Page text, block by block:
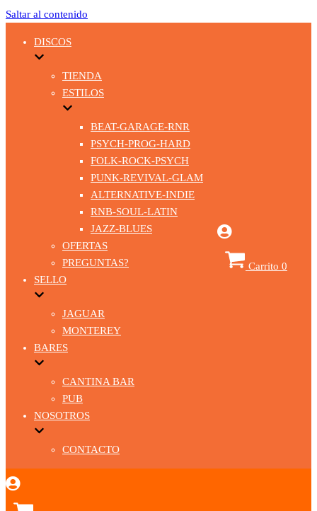
Saltar al contenido
DISCOS
TIENDA
ESTILOS
BEAT-GARAGE-RNR
PSYCH-PROG-HARD
FOLK-ROCK-PSYCH
PUNK-REVIVAL-GLAM
ALTERNATIVE-INDIE
RNB-SOUL-LATIN
JAZZ-BLUES
OFERTAS
PREGUNTAS?
SELLO
JAGUAR
MONTEREY
BARES
CANTINA BAR
PUB
NOSOTROS
CONTACTO
Carrito 0